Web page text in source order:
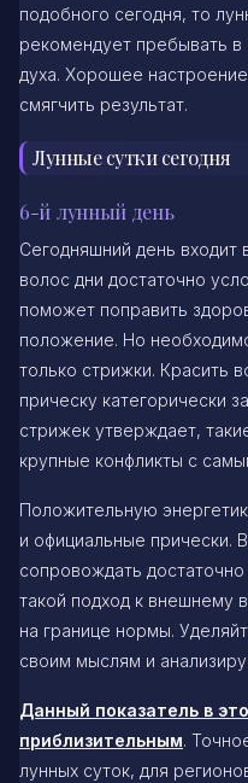
подобного сегодня, то
рекомендует пребывать
духа. Хорошее
смягчить результат.
Лунные сутки сегодня
6-й лунный день
Сегодняшний день входит
волос дни достаточно
поможет поправить
положение. Но
только стрижки. Красить
прическу категорически
стрижек утверждает,
крупные конфликты с
Положительную
и официальные прически.
сопровождать
такой подход к внешнему
на границе нормы.
своим мыслям и
Данный показатель в
приблизительным.
лунных суток, для